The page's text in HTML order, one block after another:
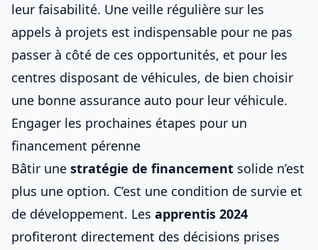
leur faisabilité. Une veille régulière sur les
appels à projets est indispensable pour ne pas
passer à côté de ces opportunités, et pour les
centres disposant de véhicules, de bien choisir
une bonne assurance auto pour leur véhicule.
Engager les prochaines étapes pour un
financement pérenne
Bâtir une stratégie de financement solide n’est
plus une option. C’est une condition de survie et
de développement. Les apprentis 2024
profiteront directement des décisions prises